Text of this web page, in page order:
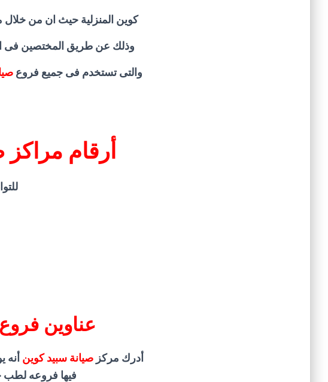
كوين المنزلية حيث ان من خلال
وذلك عن طريق المختصين فى
والتى تستخدم فى جميع فروع
أرقام
عناوين
أدرك مركز صيانة سبيد كوين أنه
فيها فروعه لطب